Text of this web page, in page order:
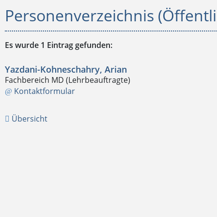
Personenverzeichnis
Es wurde 1 Eintrag gefunden:
Yazdani-Kohneschahry, Arian
Fachbereich MD (Lehrbeauftragte)
Kontaktformular
Übersicht